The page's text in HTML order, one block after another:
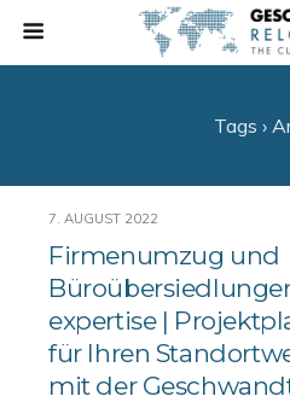
Tags ›
7. AUGUST 2022
Firmenumzug und
expertise |
für Ihren
mit der